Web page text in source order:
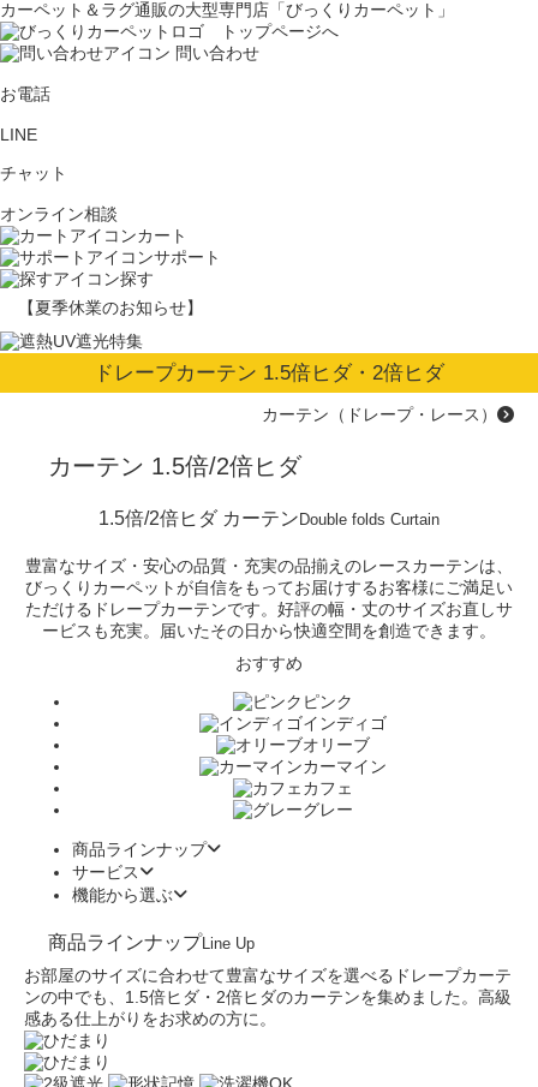
カーペット＆ラグ通販の大型専門店「びっくりカーペット」
問い合わせ
お電話
LINE
チャット
オンライン相談
カート
サポート
探す
【夏季休業のお知らせ】
ドレープカーテン 1.5倍ヒダ・2倍ヒダ
カーテン（ドレープ・レース）
カーテン 1.5倍/2倍ヒダ
1.5倍/2倍ヒダ カーテン Double folds Curtain
豊富なサイズ・安心の品質・充実の品揃えのレースカーテンは、
びっくりカーペットが自信をもってお届けするお客様にご満足い
ただけるドレープカーテンです。好評の幅・丈のサイズお直しサ
ービスも充実。届いたその日から快適空間を創造できます。
おすすめ
ピンク
インディゴ
オリーブ
カーマイン
カフェ
グレー
商品ラインナップ
サービス
機能から選ぶ
商品ラインナップLine Up
お部屋のサイズに合わせて豊富なサイズを選べるドレープカーテ
ンの中でも、1.5倍ヒダ・2倍ヒダのカーテンを集めました。高級
感ある仕上がりをお求めの方に。